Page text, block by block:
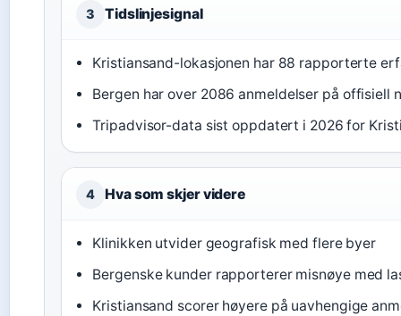
3 Tidslinjesignal
Kristiansand-lokasjonen har 88 rapporterte
Bergen har over 2086 anmeldelser på offisiell
Tripadvisor-data sist oppdatert i 2026 for
4 Hva som skjer videre
Klinikken utvider geografisk med flere byer
Bergenske kunder rapporterer misnøye med
Kristiansand scorer høyere på uavhengige